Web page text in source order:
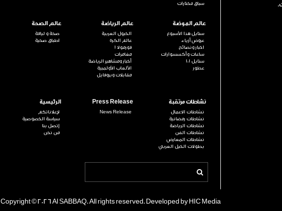
سباق مختارات
عالم الموضة
ستايل هذا الأسبوع
عروض أزياء
اخبار ونصائح
ساعات وأكسسوارات
ستايل 101
عطور
عالم الرياضة
الخيول العربية
عالم الكرة
فورمولا 1
مغامرات
أخبار ومشاهير الرياضة
الألعاب الأولمبية
مقابلات وبروفايل
عالم الصحة
صحة و لياقة
اطباق صحية
نشاطات مرتقبة
نشاطات الاعمال
نشاطات رمضانية
نشاطات الرياضة
نشاطات الفن
نشاطات المعارض
بطولات الخيل العربي
Press Release
News Release
الرئيسية
لإعلاناتكم
سياسة الخصوصية
إتصل بنا
من نحن
Copyright © 2026 Al SABBAQ. All rights reserved. Developed by HIC Media